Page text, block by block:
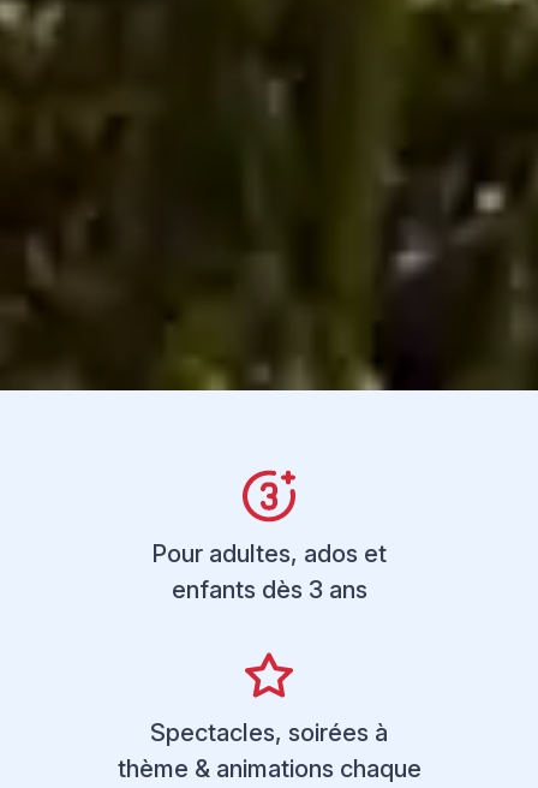
Pour adultes, ados et
enfants dès 3 ans
Spectacles, soirées à
thème & animations chaque